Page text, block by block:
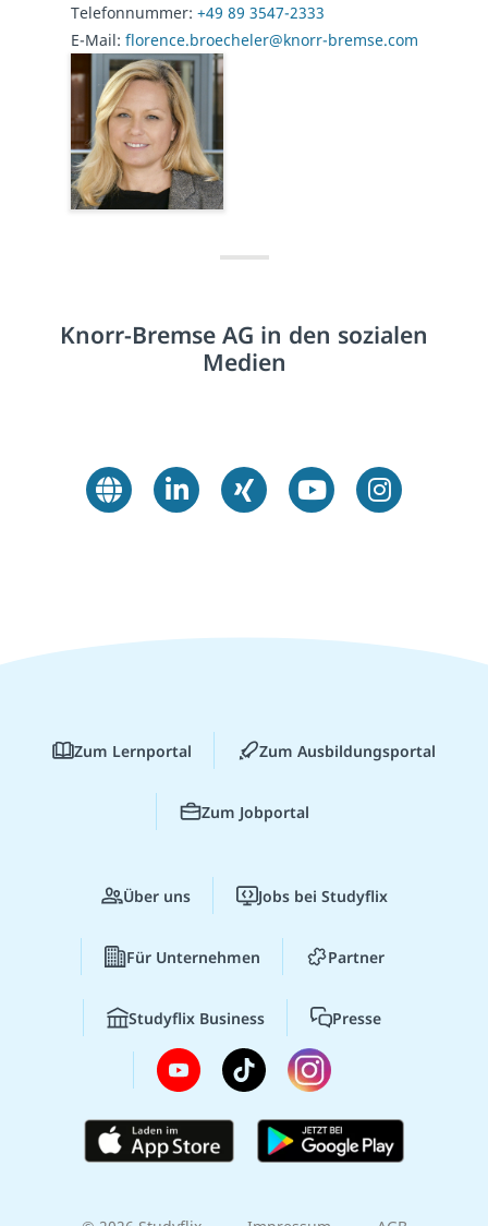
Telefonnummer: +49 89 3547-2333
E-Mail: florence.broecheler@knorr-bremse.com
Knorr-Bremse AG in den sozialen
Medien
Zum Lernportal Zum Ausbildungsportal
Zum Jobportal
Über uns Jobs bei Studyflix
Für Unternehmen Partner
Studyflix Business Presse